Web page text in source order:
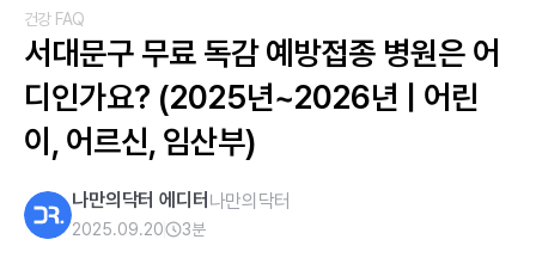
건강 FAQ
서대문구 무료 독감 예방접종 병원은 어
디인가요? (2025년~2026년 | 어린
이, 어르신, 임산부)
나만의닥터 에디터 나만의닥터
2025.09.20 3분